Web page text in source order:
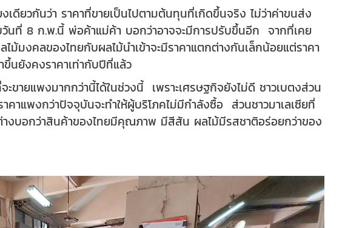
ดียวกันว่า ราคาที่ขายเป็นไปตามต้นทุนที่เกิดขึ้นจริง ไม่ว่าค่าขนส่ง
นที่ 8 ก.พ.นี้ พ่อค้าแม่ค้า บอกว่าอาจจะมีการปรับขึ้นอีก จากที่เคย
งคลของไทยกับผลไม้นำเข้าจะมีราคาแตกต่างกันเล็กน้อยแต่ราคา
ขึ้นยังคงราคาเท่ากับปีที่แล้ว
ขายแพงมากกว่านี้ได้ในช่วงนี้ เพราะเศรษฐกิจยังไม่ดี ชาวเบตงส่วน
แพงกว่าปัจจุบันจะทำให้ผู้บริโภคไม่มีกำลังซื้อ ส่วนชาวมาเลเซียที่
างบอกว่าสินค้าของไทยมีคุณภาพ มีสีสัน ผลไม้มีรสชาติอร่อยกว่าของ